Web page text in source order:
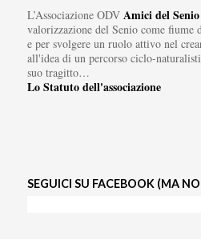
L’Associazione ODV Amici del Senio
valorizzazione del Senio come fiume
e per svolgere un ruolo attivo nel
all'idea di un percorso ciclo-
suo tragitto…
Lo Statuto dell'associazione
SEGUICI SU FACEBOOK (MA